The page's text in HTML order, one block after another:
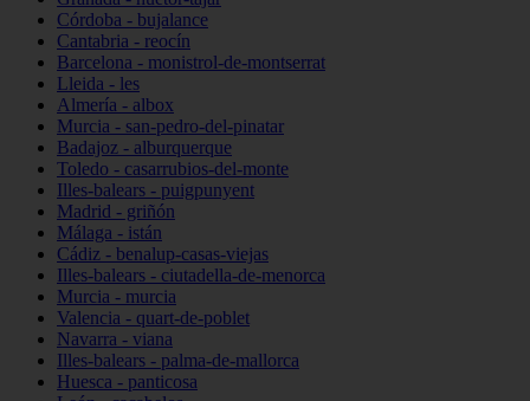
Córdoba - bujalance
Cantabria - reocín
Barcelona - monistrol-de-montserrat
Lleida - les
Almería - albox
Murcia - san-pedro-del-pinatar
Badajoz - alburquerque
Toledo - casarrubios-del-monte
Illes-balears - puigpunyent
Madrid - griñón
Málaga - istán
Cádiz - benalup-casas-viejas
Illes-balears - ciutadella-de-menorca
Murcia - murcia
Valencia - quart-de-poblet
Navarra - viana
Illes-balears - palma-de-mallorca
Huesca - panticosa